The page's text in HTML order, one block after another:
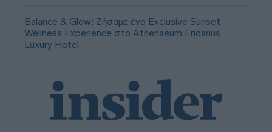
Balance & Glow: Ζήσαμε ένα Exclusive Sunset
Wellness Experience στο Athenaeum Eridanus
Luxury Hotel